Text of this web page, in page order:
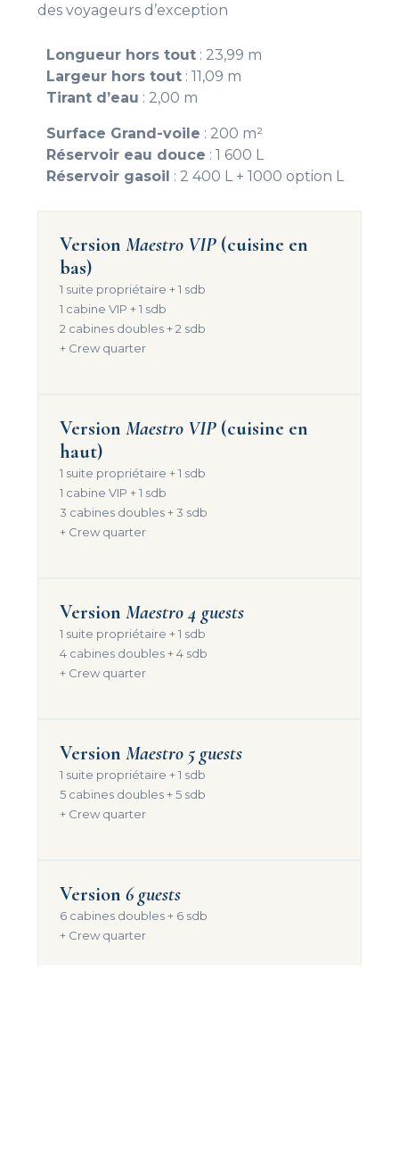
des voyageurs d’exception
Longueur hors tout : 23,99 m
Largeur hors tout : 11,09 m
Tirant d’eau : 2,00 m
Surface Grand-voile : 200 m²
Réservoir eau douce : 1 600 L
Réservoir gasoil : 2 400 L + 1000 option L
Version Maestro VIP (cuisine en
bas)
1 suite propriétaire + 1 sdb
1 cabine VIP + 1 sdb
2 cabines doubles + 2 sdb
+ Crew quarter
Version Maestro VIP (cuisine en
haut)
1 suite propriétaire + 1 sdb
1 cabine VIP + 1 sdb
3 cabines doubles + 3 sdb
+ Crew quarter
Version Maestro 4 guests
1 suite propriétaire + 1 sdb
4 cabines doubles + 4 sdb
+ Crew quarter
Version Maestro 5 guests
1 suite propriétaire + 1 sdb
5 cabines doubles + 5 sdb
+ Crew quarter
Version 6 guests
6 cabines doubles + 6 sdb
+ Crew quarter